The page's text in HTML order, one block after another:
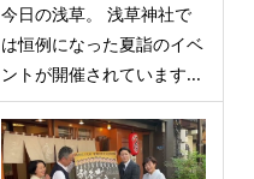
今日の浅草。 浅草神社で
は恒例になった夏詣のイベ
ントが開催されています...